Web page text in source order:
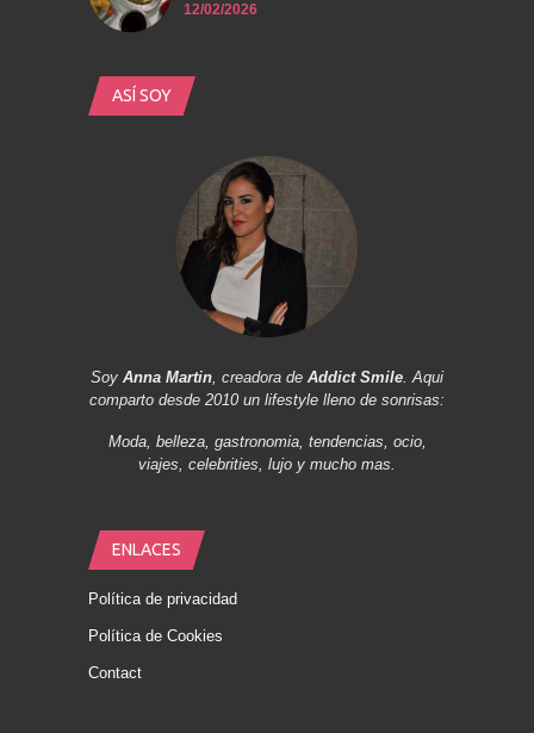
12/02/2026
ASÍ SOY
Soy Anna Martin, creadora de Addict Smile. Aqui
comparto desde 2010 un lifestyle lleno de sonrisas:
Moda, belleza, gastronomia, tendencias, ocio,
viajes, celebrities, lujo y mucho mas.
ENLACES
Política de privacidad
Política de Cookies
Contact